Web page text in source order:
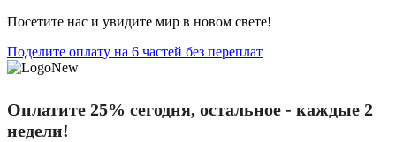
Посетите нас и увидите мир в новом свете!
Поделите оплату на 6 частей без переплат
Оплатите 25% сегодня, остальное - каждые 2
недели!